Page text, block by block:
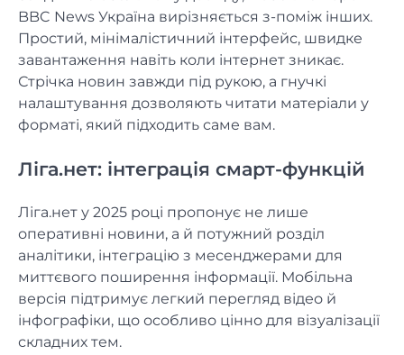
BBC News Україна вирізняється з-поміж інших.
Простий, мінімалістичний інтерфейс, швидке
завантаження навіть коли інтернет зникає.
Стрічка новин завжди під рукою, а гнучкі
налаштування дозволяють читати матеріали у
форматі, який підходить саме вам.
Ліга.нет: інтеграція смарт-функцій
Ліга.нет у 2025 році пропонує не лише
оперативні новини, а й потужний розділ
аналітики, інтеграцію з месенджерами для
миттєвого поширення інформації. Мобільна
версія підтримує легкий перегляд відео й
інфографіки, що особливо цінно для візуалізації
складних тем.